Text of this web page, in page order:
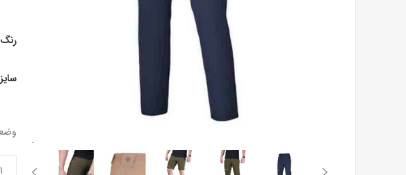
رنگ
سایز